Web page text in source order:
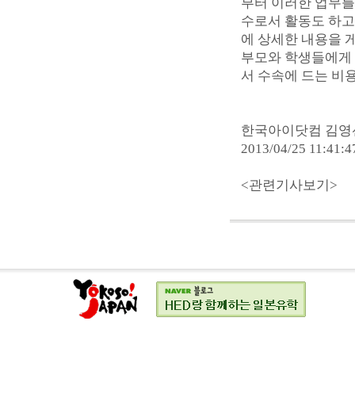
수로서 활동도 하
에 상세한 내용을
부모와 학생들에
서 수속에 드는 비
한국아이닷컴 김
2013/04/25
<관련기사보기>